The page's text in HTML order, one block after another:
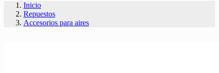
Inicio
Repuestos
Accesorios para aires